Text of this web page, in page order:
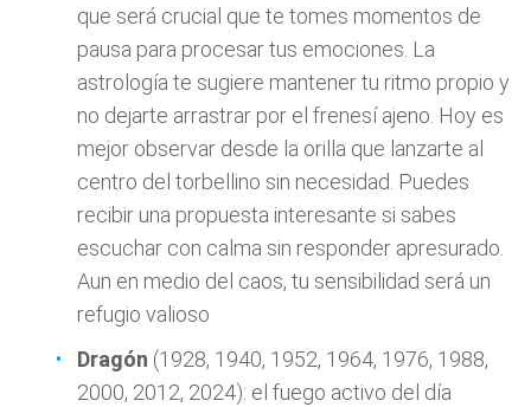
que será crucial que te tomes momentos de
pausa para procesar tus emociones. La
astrología te sugiere mantener tu ritmo propio y
no dejarte arrastrar por el frenesí ajeno. Hoy es
mejor observar desde la orilla que lanzarte al
centro del torbellino sin necesidad. Puedes
recibir una propuesta interesante si sabes
escuchar con calma sin responder apresurado.
Aun en medio del caos, tu sensibilidad será un
refugio valioso
Dragón (1928, 1940, 1952, 1964, 1976, 1988,
2000, 2012, 2024): el fuego activo del día